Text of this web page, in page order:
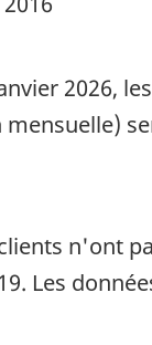
2026,
n'ont
Les